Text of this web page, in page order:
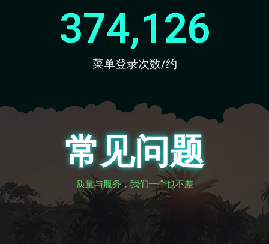
374,126
菜单登录次数/约
常见问题
质量与服务，我们一个也不差